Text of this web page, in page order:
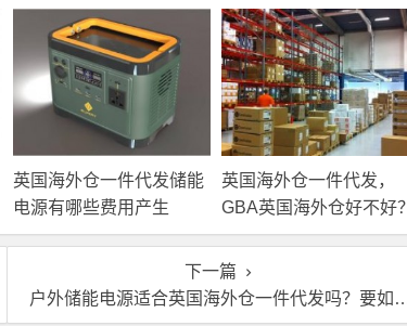
英国海外仓一件代发储能
电源有哪些费用产生
英国海外仓一件代发，
GBA英国海外仓好不好？
下一篇
户外储能电源适合英国海外仓一件代发吗？要如何操作的？